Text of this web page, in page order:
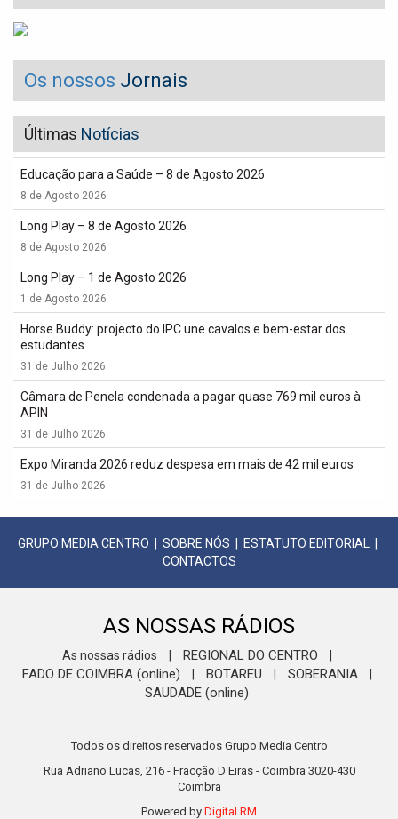
Os nossos Jornais
Últimas Notícias
Educação para a Saúde – 8 de Agosto 2026
8 de Agosto 2026
Long Play – 8 de Agosto 2026
8 de Agosto 2026
Long Play – 1 de Agosto 2026
1 de Agosto 2026
Horse Buddy: projecto do IPC une cavalos e bem-estar dos
estudantes
31 de Julho 2026
Câmara de Penela condenada a pagar quase 769 mil euros à
APIN
31 de Julho 2026
Expo Miranda 2026 reduz despesa em mais de 42 mil euros
31 de Julho 2026
GRUPO MEDIA CENTRO SOBRE NÓS ESTATUTO EDITORIAL
CONTACTOS
AS NOSSAS RÁDIOS
As nossas rádios REGIONAL DO CENTRO
FADO DE COIMBRA (online) BOTAREU SOBERANIA
SAUDADE (online)
Todos os direitos reservados Grupo Media Centro
Rua Adriano Lucas, 216 - Fracção D Eiras - Coimbra 3020-430
Coimbra
Powered by Digital RM